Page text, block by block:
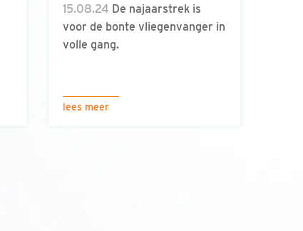
15.08.24 De najaarstrek is
voor de bonte vliegenvanger in
volle gang.
lees meer